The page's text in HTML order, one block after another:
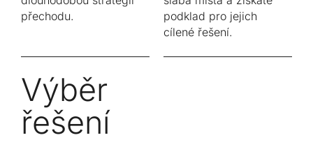
přechodu.
podklad pro jejich
cílené řešení.
Výběr
řešení